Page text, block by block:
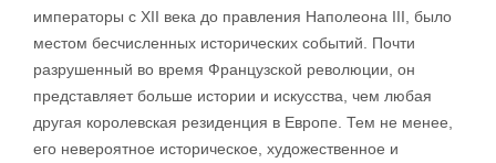
императоры с XII века до правления Наполеона III, было
местом бесчисленных исторических событий. Почти
разрушенный во время Французской революции, он
представляет больше истории и искусства, чем любая
другая королевская резиденция в Европе. Тем не менее,
его невероятное историческое, художественное и